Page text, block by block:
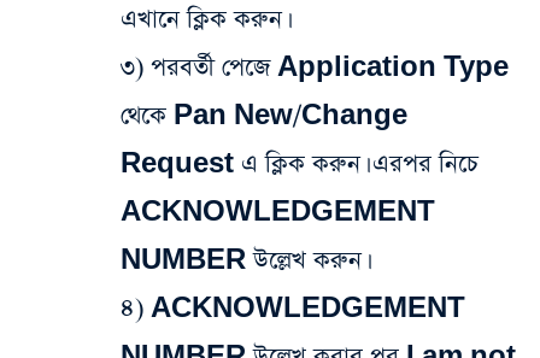
এখানে ক্লিক করুন।
৩) পরবর্তী পেজে Application Type
থেকে Pan New/Change
Request এ ক্লিক করুন। এরপর নিচে
ACKNOWLEDGEMENT
NUMBER উল্লেখ করুন।
৪) ACKNOWLEDGEMENT